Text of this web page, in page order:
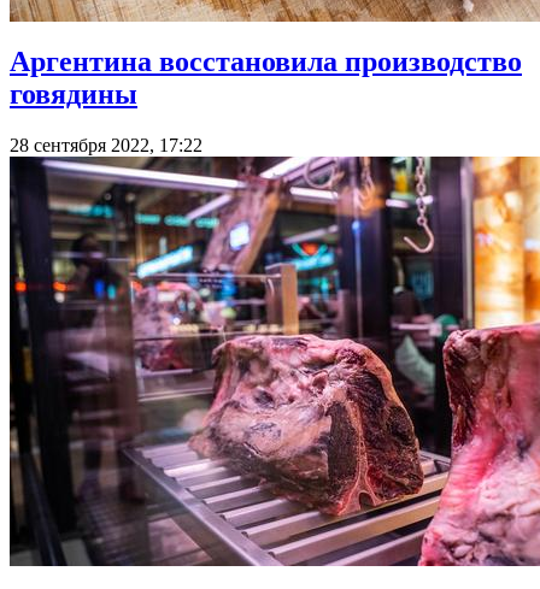
Аргентина восстановила производство
говядины
28 сентября 2022, 17:22